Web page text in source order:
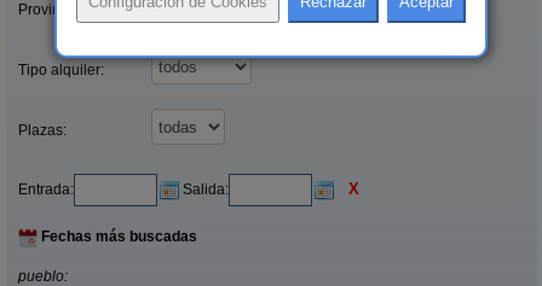
Provincias/Islas:
Tipo alquiler:
Plazas:
Entrada: Salida: X
Fechas más buscadas
pueblo: